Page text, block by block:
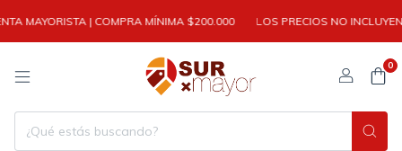
MAYORISTA | COMPRA MÍNIMA $200.000 LOS PRECIOS NO INCLUYEN
0